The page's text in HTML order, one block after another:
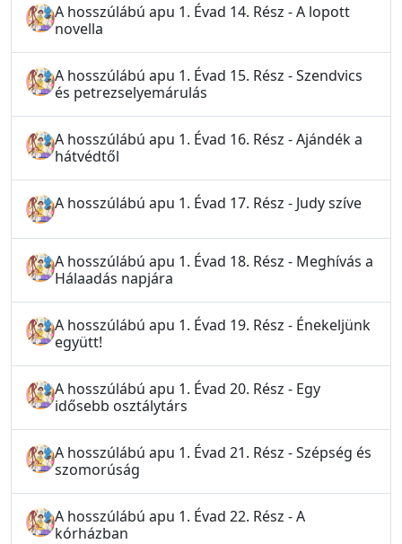
A hosszúlábú apu 1. Évad 14. Rész - A lopott
novella
A hosszúlábú apu 1. Évad 15. Rész - Szendvics
és petrezselyemárulás
A hosszúlábú apu 1. Évad 16. Rész - Ajándék a
hátvédtől
A hosszúlábú apu 1. Évad 17. Rész - Judy szíve
A hosszúlábú apu 1. Évad 18. Rész - Meghívás a
Hálaadás napjára
A hosszúlábú apu 1. Évad 19. Rész - Énekeljünk
együtt!
A hosszúlábú apu 1. Évad 20. Rész - Egy
idősebb osztálytárs
A hosszúlábú apu 1. Évad 21. Rész - Szépség és
szomorúság
A hosszúlábú apu 1. Évad 22. Rész - A
kórházban